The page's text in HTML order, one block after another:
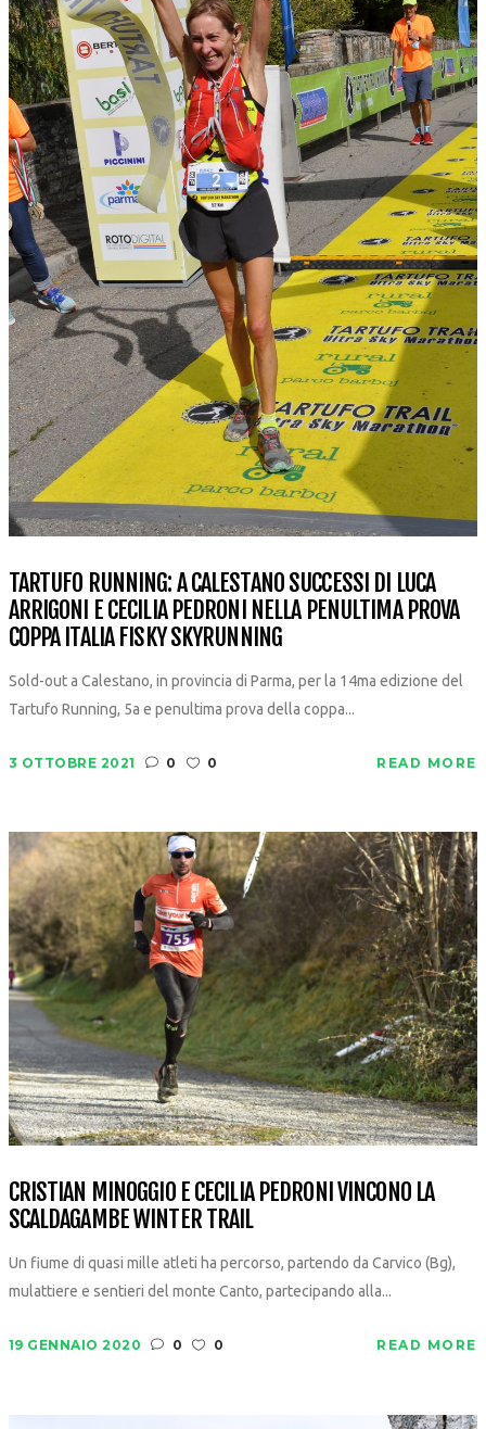
TARTUFO RUNNING: A CALESTANO SUCCESSI DI LUCA
ARRIGONI E CECILIA PEDRONI NELLA PENULTIMA PROVA
COPPA ITALIA FISKY SKYRUNNING
Sold-out a Calestano, in provincia di Parma, per la 14ma edizione del
Tartufo Running, 5a e penultima prova della coppa...
3 OTTOBRE 2021 0 0 READ MORE
CRISTIAN MINOGGIO E CECILIA PEDRONI VINCONO LA
SCALDAGAMBE WINTER TRAIL
Un fiume di quasi mille atleti ha percorso, partendo da Carvico (Bg),
mulattiere e sentieri del monte Canto, partecipando alla...
19 GENNAIO 2020 0 0 READ MORE